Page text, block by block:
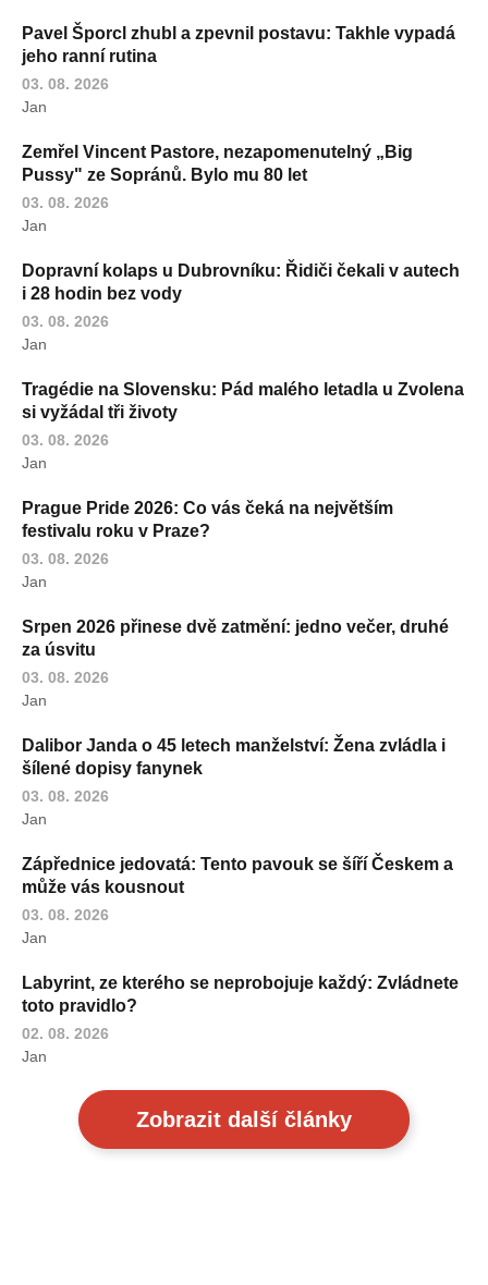
Pavel Šporcl zhubl a zpevnil postavu: Takhle vypadá
jeho ranní rutina
03. 08. 2026
Jan
Zemřel Vincent Pastore, nezapomenutelný „Big
Pussy" ze Sopránů. Bylo mu 80 let
03. 08. 2026
Jan
Dopravní kolaps u Dubrovníku: Řidiči čekali v autech
i 28 hodin bez vody
03. 08. 2026
Jan
Tragédie na Slovensku: Pád malého letadla u Zvolena
si vyžádal tři životy
03. 08. 2026
Jan
Prague Pride 2026: Co vás čeká na největším
festivalu roku v Praze?
03. 08. 2026
Jan
Srpen 2026 přinese dvě zatmění: jedno večer, druhé
za úsvitu
03. 08. 2026
Jan
Dalibor Janda o 45 letech manželství: Žena zvládla i
šílené dopisy fanynek
03. 08. 2026
Jan
Zápřednice jedovatá: Tento pavouk se šíří Českem a
může vás kousnout
03. 08. 2026
Jan
Labyrint, ze kterého se neprobojuje každý: Zvládnete
toto pravidlo?
02. 08. 2026
Jan
Zobrazit další články